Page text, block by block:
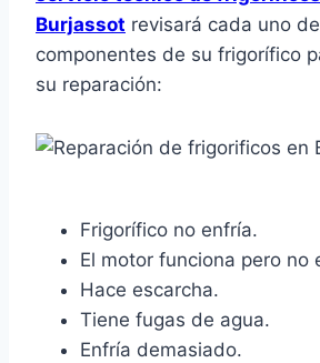
Burjassot revisará cada uno
componentes de su frigorífico
su reparación:
Frigorífico no enfría.
El motor funciona pero no
Hace escarcha.
Tiene fugas de agua.
Enfría demasiado.